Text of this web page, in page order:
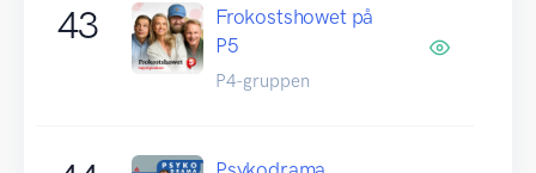
43
Frokostshowet på
P5
P4-gruppen